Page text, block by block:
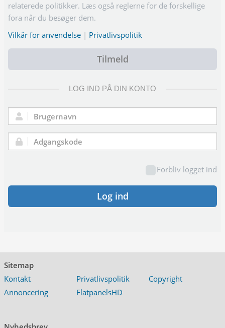
relaterede politikker. Læs også reglerne for de forskellige
fora når du besøger dem.
Vilkår for anvendelse | Privatlivspolitik
Tilmeld
LOG IND PÅ DIN KONTO
Brugernavn:
Adgangskode:
Forbliv logget ind
Log ind
Sitemap
Kontakt
Privatlivspolitik
Copyright
Annoncering
FlatpanelsHD